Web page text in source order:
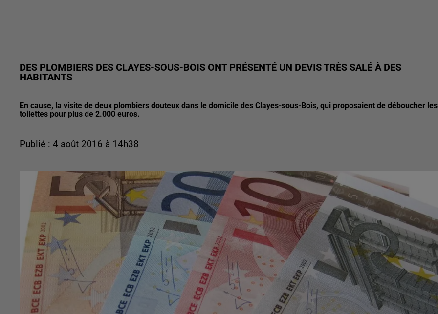
DES PLOMBIERS DES CLAYES-SOUS-BOIS ONT PRÉSENTÉ UN DEVIS TRÈS SALÉ À DES
HABITANTS
En cause, la visite de deux plombiers douteux dans le domicile des Clayes-sous-Bois, qui proposaient de déboucher les
toilettes pour plus de 2.000 euros.
Publié : 4 août 2016 à 14h38